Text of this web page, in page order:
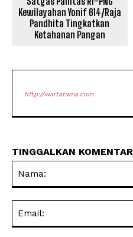
Kewilayahan Yonif 614/Raja
Pandhita Tingkatkan
Ketahanan Pangan
http://wartatama.com
TINGGALKAN KOMENTAR